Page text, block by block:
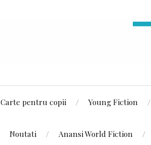
Carte pentru copii Young Fiction
Noutati Anansi World Fiction